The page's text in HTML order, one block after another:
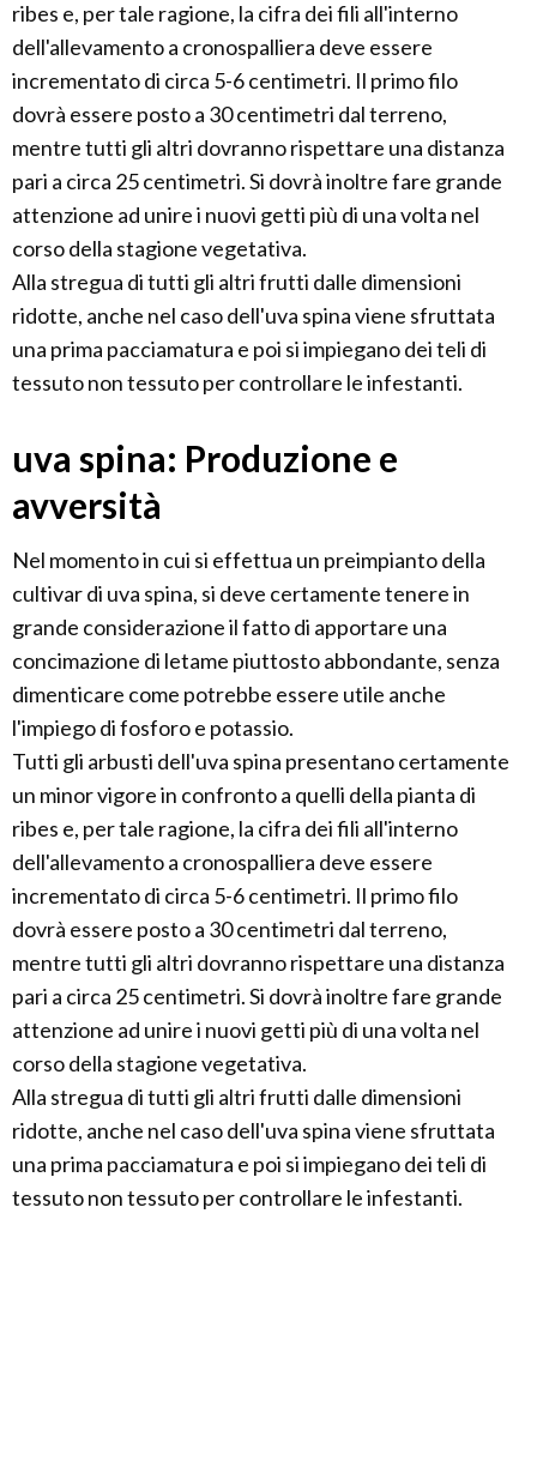
ribes e, per tale ragione, la cifra dei fili all'interno
dell'allevamento a cronospalliera deve essere
incrementato di circa 5-6 centimetri. Il primo filo
dovrà essere posto a 30 centimetri dal terreno,
mentre tutti gli altri dovranno rispettare una distanza
pari a circa 25 centimetri. Si dovrà inoltre fare grande
attenzione ad unire i nuovi getti più di una volta nel
corso della stagione vegetativa.
Alla stregua di tutti gli altri frutti dalle dimensioni
ridotte, anche nel caso dell'uva spina viene sfruttata
una prima pacciamatura e poi si impiegano dei teli di
tessuto non tessuto per controllare le infestanti.
uva spina: Produzione e
avversità
Nel momento in cui si effettua un preimpianto della
cultivar di uva spina, si deve certamente tenere in
grande considerazione il fatto di apportare una
concimazione di letame piuttosto abbondante, senza
dimenticare come potrebbe essere utile anche
l'impiego di fosforo e potassio.
Tutti gli arbusti dell'uva spina presentano certamente
un minor vigore in confronto a quelli della pianta di
ribes e, per tale ragione, la cifra dei fili all'interno
dell'allevamento a cronospalliera deve essere
incrementato di circa 5-6 centimetri. Il primo filo
dovrà essere posto a 30 centimetri dal terreno,
mentre tutti gli altri dovranno rispettare una distanza
pari a circa 25 centimetri. Si dovrà inoltre fare grande
attenzione ad unire i nuovi getti più di una volta nel
corso della stagione vegetativa.
Alla stregua di tutti gli altri frutti dalle dimensioni
ridotte, anche nel caso dell'uva spina viene sfruttata
una prima pacciamatura e poi si impiegano dei teli di
tessuto non tessuto per controllare le infestanti.